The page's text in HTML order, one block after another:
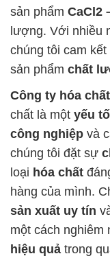
sản phẩm CaCl2
lượng. Với nhiều
chúng tôi cam
sản phẩm chất
Công ty hóa
chất là một yếu
công nghiệp và
chúng tôi đặt sự
loại hóa chất
hàng của mình.
sản xuất uy tín
một cách nghiêm
hiệu quả trong